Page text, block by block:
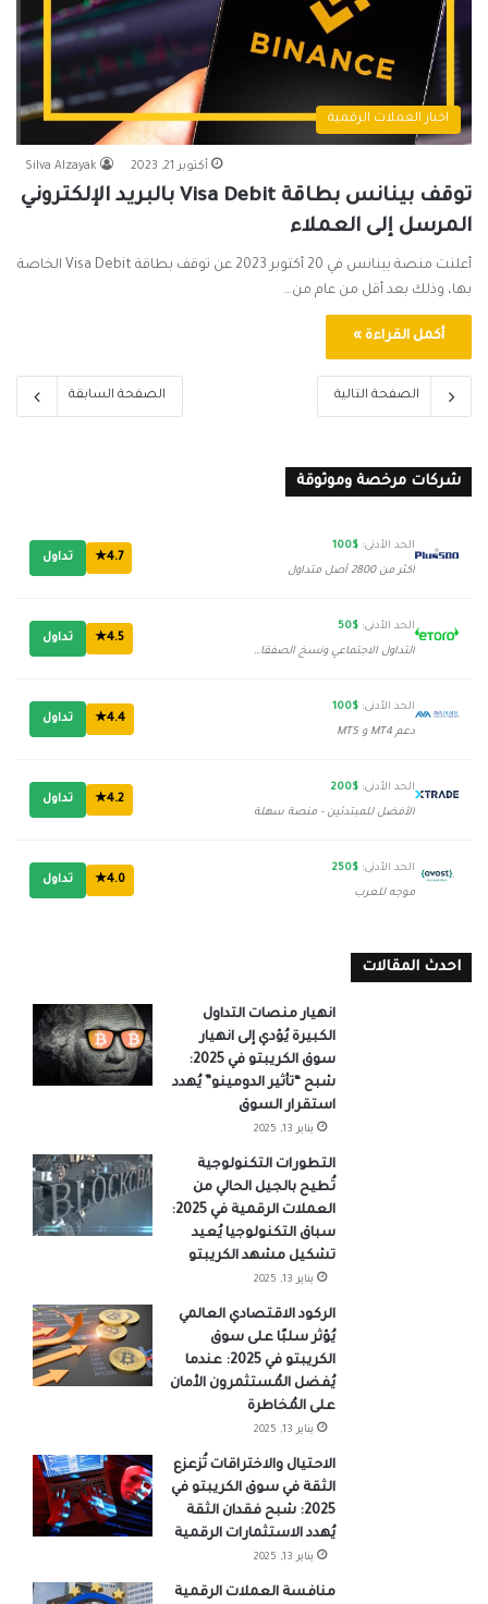
اخبار العملات الرقمية
Silva Alzayak أكتوبر 21, 2023
توقف بينانس بطاقة Visa Debit بالبريد الإلكتروني
المرسل إلى العملاء
أعلنت منصة بينانس في 20 أكتوبر 2023 عن توقف بطاقة Visa Debit الخاصة
بها، وذلك بعد أقل من عام من…
أكمل القراءة »
الصفحة السابقة الصفحة التالية
شركات مرخصة وموثوقة
الحد الأدنى: $100
أكثر من 2800 أصل متداول
4.7★ تداول
الحد الأدنى: $50
التداول الاجتماعي ونسخ الصفقات
4.5★ تداول
الحد الأدنى: $100
دعم MT4 و MT5
4.4★ تداول
الحد الأدنى: $200
الأفضل للمبتدئين - منصة سهلة
4.2★ تداول
الحد الأدنى: $250
موجه للعرب
4.0★ تداول
احدث المقالات
انهيار منصات التداول
الكبيرة يُؤدي إلى انهيار
سوق الكريبتو في 2025:
شبح “تأثير الدومينو” يُهدد
استقرار السوق
يناير 13, 2025
التطورات التكنولوجية
تُطيح بالجيل الحالي من
العملات الرقمية في 2025:
سباق التكنولوجيا يُعيد
تشكيل مشهد الكريبتو
يناير 13, 2025
الركود الاقتصادي العالمي
يُؤثر سلبًا على سوق
الكريبتو في 2025: عندما
يُفضل المُستثمرون الأمان
على المُخاطرة
يناير 13, 2025
الاحتيال والاختراقات تُزعزع
الثقة في سوق الكريبتو في
2025: شبح فقدان الثقة
يُهدد الاستثمارات الرقمية
يناير 13, 2025
منافسة العملات الرقمية